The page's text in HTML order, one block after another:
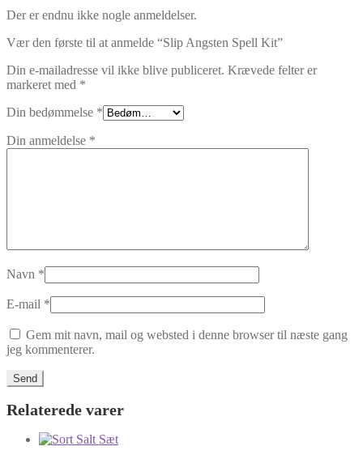
Der er endnu ikke nogle anmeldelser.
Vær den første til at anmelde “Slip Angsten Spell Kit”
Din e-mailadresse vil ikke blive publiceret. Krævede felter er
markeret med *
Din bedømmelse *
Din anmeldelse *
Navn *
E-mail *
Gem mit navn, mail og websted i denne browser til næste gang
jeg kommenterer.
Relaterede varer